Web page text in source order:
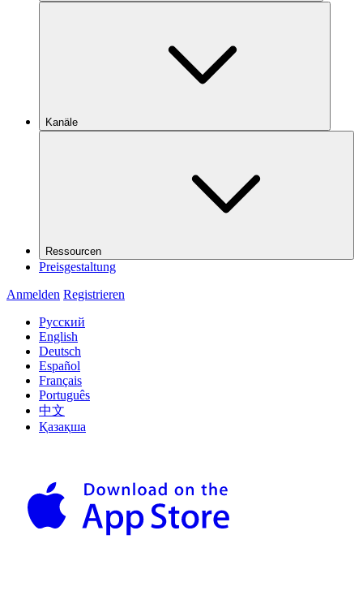
Kanäle
Ressourcen
Preisgestaltung
Anmelden Registrieren
Русский
English
Deutsch
Español
Français
Português
中文
Қазақша